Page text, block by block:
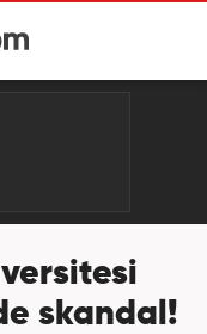
skandal!